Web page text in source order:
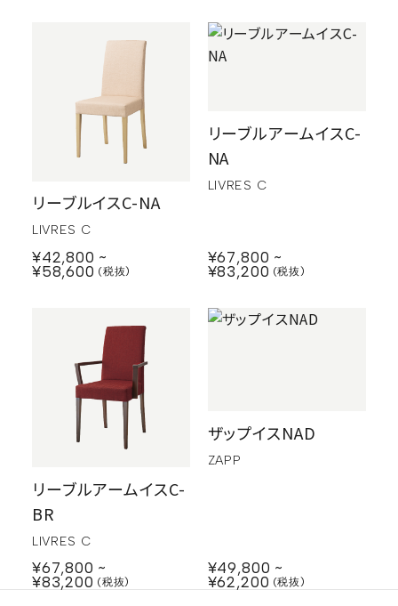
リーブルイスC-NA
LIVRES C
¥42,800
¥58,600
リーブルアームイスC-
NA
LIVRES C
¥67,800
¥83,200
リーブルアームイスC-
BR
LIVRES C
¥67,800
¥83,200
ザップイスNAD
ZAPP
¥49,800
¥62,200